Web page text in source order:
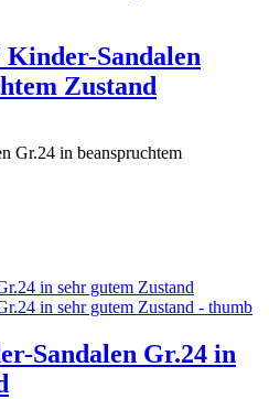
Kinder-Sandalen
Zustand
Gr.24 in beanspruchtem
Sandalen Gr.24 in